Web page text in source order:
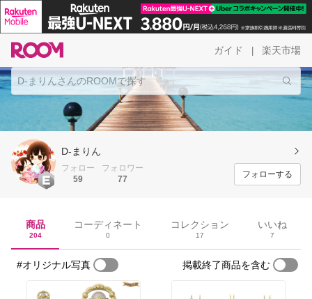
ガイド 楽天市場
D-まりん
フォロー
59
フォロワー
77
フォローする
商品
204
コーディネート
0
コレクション
17
いいね
7
#オリジナル写真 掲載終了商品を含む